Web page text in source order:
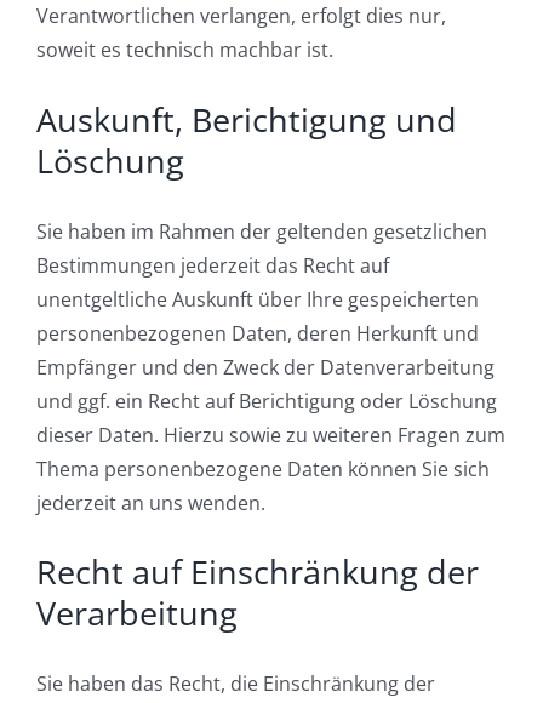
Verantwortlichen verlangen, erfolgt dies nur,
soweit es technisch machbar ist.
Auskunft, Berichtigung und
Löschung
Sie haben im Rahmen der geltenden gesetzlichen
Bestimmungen jederzeit das Recht auf
unentgeltliche Auskunft über Ihre gespeicherten
personenbezogenen Daten, deren Herkunft und
Empfänger und den Zweck der Datenverarbeitung
und ggf. ein Recht auf Berichtigung oder Löschung
dieser Daten. Hierzu sowie zu weiteren Fragen zum
Thema personenbezogene Daten können Sie sich
jederzeit an uns wenden.
Recht auf Einschränkung der
Verarbeitung
Sie haben das Recht, die Einschränkung der